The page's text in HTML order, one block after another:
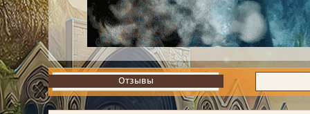
Отзывы
Отзывы